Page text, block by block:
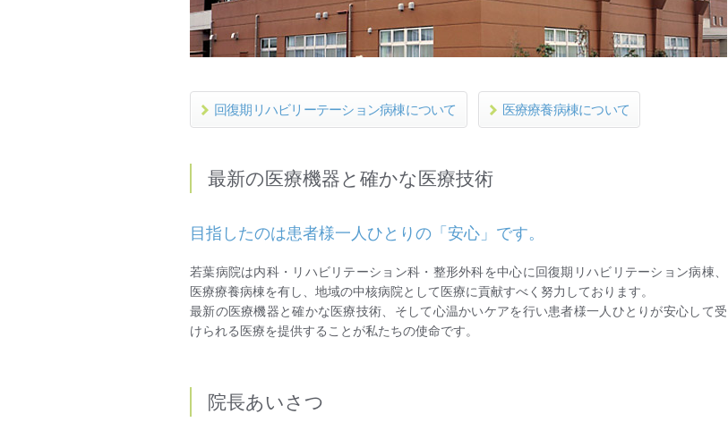
回復期リハビリーテーション病棟について 医療療養病棟について
最新の医療機器と確かな医療技術
目指したのは患者様一人ひとりの「安心」です。
若葉病院は内科・リハビリテーション科・整形外科を中心に回復期リハビリテーション病棟、
医療療養病棟を有し、地域の中核病院として医療に貢献すべく努力しております。
最新の医療機器と確かな医療技術、そして心温かいケアを行い患者様一人ひとりが安心して受
けられる医療を提供することが私たちの使命です。
院長あいさつ